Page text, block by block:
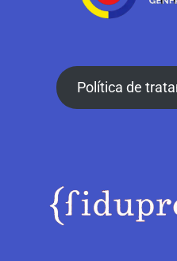
Política de